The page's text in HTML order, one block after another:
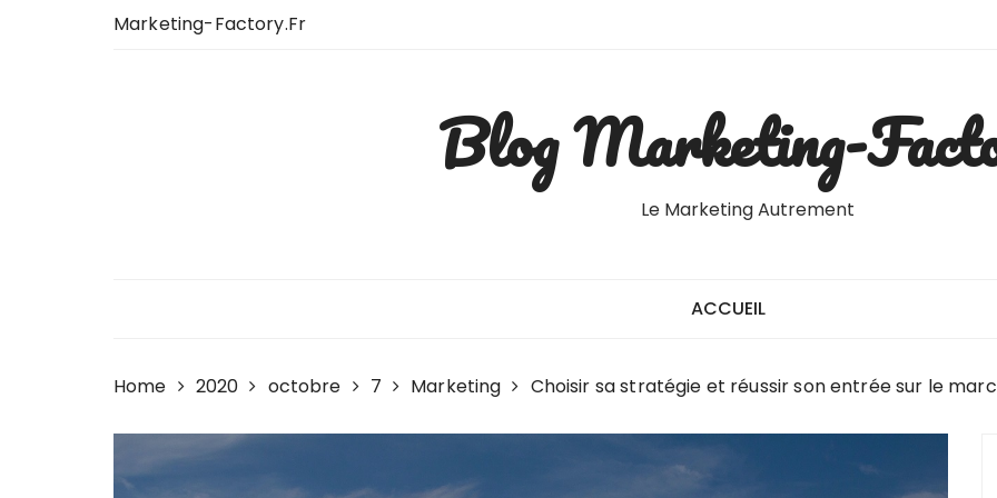
Marketing-Factory.fr
Blog Marketing-
Le Marketing Autrement
ACCUEIL
Home 2020 octobre 7 Marketing Choisir sa stratégie et réussir son entrée sur le